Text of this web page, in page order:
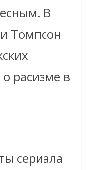
В
Томпсон
расизме в
сериала